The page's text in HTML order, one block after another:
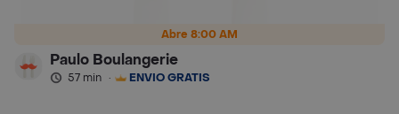
Abre 8:00 AM
Paulo Boulangerie
57 min · ENVÍO GRATIS